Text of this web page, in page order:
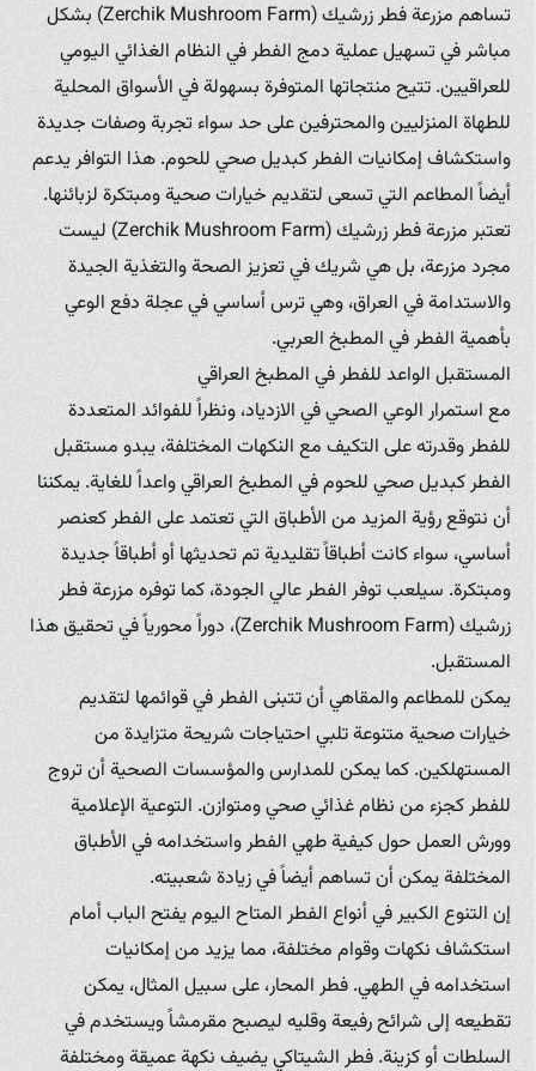
تساهم مزرعة فطر زرشيك (Zerchik Mushroom Farm) بشكل
مباشر في تسهيل عملية دمج الفطر في النظام الغذائي اليومي
للعراقيين. تتيح منتجاتها المتوفرة بسهولة في الأسواق المحلية
للطهاة المنزليين والمحترفين على حد سواء تجربة وصفات جديدة
واستكشاف إمكانيات الفطر كبديل صحي للحوم. هذا التوافر يدعم
أيضاً المطاعم التي تسعى لتقديم خيارات صحية ومبتكرة لزبائنها.
تعتبر مزرعة فطر زرشيك (Zerchik Mushroom Farm) ليست
مجرد مزرعة، بل هي شريك في تعزيز الصحة والتغذية الجيدة
والاستدامة في العراق، وهي ترس أساسي في عجلة دفع الوعي
بأهمية الفطر في المطبخ العربي.
المستقبل الواعد للفطر في المطبخ العراقي
مع استمرار الوعي الصحي في الازدياد، ونظراً للفوائد المتعددة
للفطر وقدرته على التكيف مع النكهات المختلفة، يبدو مستقبل
الفطر كبديل صحي للحوم في المطبخ العراقي واعداً للغاية. يمكننا
أن نتوقع رؤية المزيد من الأطباق التي تعتمد على الفطر كعنصر
أساسي، سواء كانت أطباقاً تقليدية تم تحديثها أو أطباقاً جديدة
ومبتكرة. سيلعب توفر الفطر عالي الجودة، كما توفره مزرعة فطر
زرشيك (Zerchik Mushroom Farm)، دوراً محورياً في تحقيق هذا
المستقبل.
يمكن للمطاعم والمقاهي أن تتبنى الفطر في قوائمها لتقديم
خيارات صحية متنوعة تلبي احتياجات شريحة متزايدة من
المستهلكين. كما يمكن للمدارس والمؤسسات الصحية أن تروج
للفطر كجزء من نظام غذائي صحي ومتوازن. التوعية الإعلامية
وورش العمل حول كيفية طهي الفطر واستخدامه في الأطباق
المختلفة يمكن أن تساهم أيضاً في زيادة شعبيته.
إن التنوع الكبير في أنواع الفطر المتاح اليوم يفتح الباب أمام
استكشاف نكهات وقوام مختلفة، مما يزيد من إمكانيات
استخدامه في الطهي. فطر المحار، على سبيل المثال، يمكن
تقطيعه إلى شرائح رفيعة وقليه ليصبح مقرمشاً ويستخدم في
السلطات أو كزينة. فطر الشيتاكي يضيف نكهة عميقة ومختلفة